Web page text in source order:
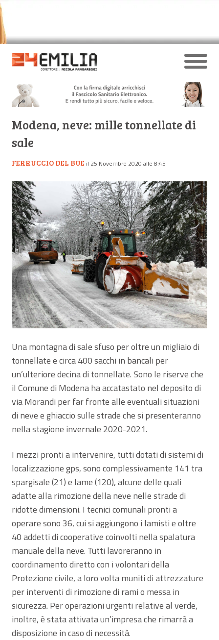
Modena, neve: mille tonnellate di
sale
FERRUCCIO DEL BUE il 25 Novembre 2020 alle 8:45
Una montagna di sale sfuso per oltre un migliaio di
tonnellate e circa 400 sacchi in bancali per
un’ulteriore decina di tonnellate. Sono le riserve che
il Comune di Modena ha accatastato nel deposito di
via Morandi per far fronte alle eventuali situazioni
di neve e ghiaccio sulle strade che si presenteranno
nella stagione invernale 2020-2021.
I mezzi pronti a intervenire, tutti dotati di sistemi di
localizzazione gps, sono complessivamente 141 tra
spargisale (21) e lame (120), alcune delle quali
adatte alla rimozione della neve nelle strade di
ridotte dimensioni. I tecnici comunali pronti a
operare sono 36, cui si aggiungono i lamisti e oltre
40 addetti di cooperative coinvolti nella spalatura
manuale della neve. Tutti lavoreranno in
coordinamento diretto con i volontari della
Protezione civile, a loro volta muniti di attrezzature
per interventi di rimozione di rami o messa in
sicurezza. Per operazioni urgenti relative al verde,
inoltre, è stata attivata un’impresa che rimarrà a
disposizione in caso di necessità.